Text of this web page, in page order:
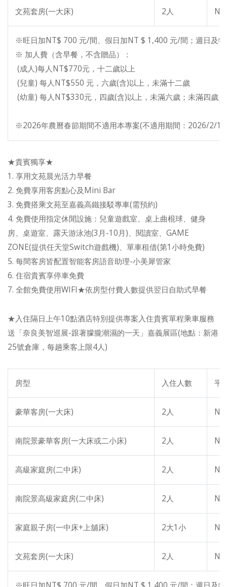
文苑套房(一大床) 2人
※旺日加NT$ 700 元/間、假日加NT $ 1,400 元/間；週日及
※ 加人費（含早餐，不含贈品）：
(成人)每人NT$770元，十二歲以上
(兒童) 每人NT$550 元，六歲(含)以上，未滿十二歲
(幼童) 每人NT$330元，四歲(含)以上，未滿六歲；未滿四歲
※2026年農曆春節期間不適用本專案(不適用期間：2026/2/
★貴賓獨享★
1. 享用文苑晨光活力早餐
2. 免費享用客房點心及Mini Bar
3. 免費搭乘文苑至嘉義高鐵接駁專車(需預約)
4. 免費使用指定休閒設施：兒童遊戲室、桌上曲棍球、健身
房、桌遊室、露天游泳池(3月-10月)、閱讀室、GAME
ZONE(提供任天堂Switch遊戲機)、單車租借(第1小時免費)
5. 每間客房皆配置智能客房語音助理-小美犀管家
6. 住宿貴賓享停車免費
7. 全館免費使用WIFI★依房型付費人數提供翌日自助式早餐
★入住隔日上午10點酒店特別提供專案入住貴賓單程乘車服務
送「奈良美智巡展-跟著朦朧潮濕的一天」嘉義展區(地點：新港
25號倉庫，每趟乘客上限4人)
房型 入住人數­­­­­­ 平
豪華客房(一大床) 2人
南院景豪華客房(一大床或二小床) 2人
高級家庭房(二中床) 2人
南院景高級家庭房(二中床) 2人
家庭親子房(一中床+上舖床) 2大1小
文苑套房(一大床) 2人